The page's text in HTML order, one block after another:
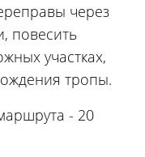
через
повесить
участках,
тропы.
- 20